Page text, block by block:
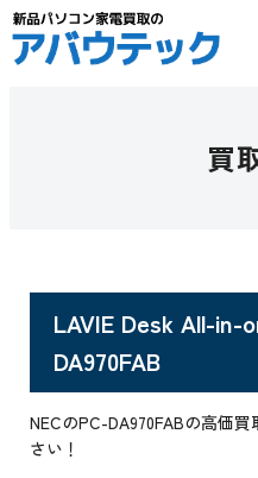
買
LAVIE Desk All-in-
DA970FAB
NECのPC-DA970FABの高価
さい！